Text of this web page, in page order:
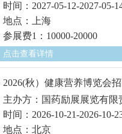
时间：2027-05-12-2027-05-
地点：上海
参展费1：10000-20000
点击查看详情
2026(秋）健康营养博览会
主办方：国药励展展览有限
时间：2026-10-21-2026-10-
地点：北京